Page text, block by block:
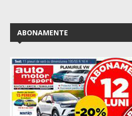
ABONAMENTE